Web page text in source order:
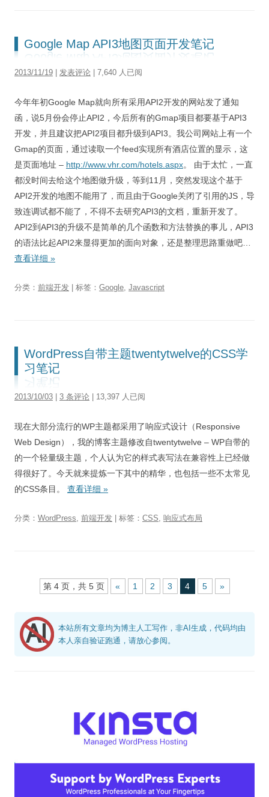
Google Map API3地图页面开发笔记
2013/11/19 | 发表评论 | 7,640 人已阅
今年年初Google Map就向所有采用API2开发的网站发了通知
函，说5月份会停止API2，今后所有的Gmap项目都要基于API3
开发，并且建议把API2项目都升级到API3。我公司网站上有一个
Gmap的页面，通过读取一个feed实现所有酒店位置的显示，这
是页面地址 – http://www.vhr.com/hotels.aspx。 由于太忙，一直
都没时间去给这个地图做升级，等到11月，突然发现这个基于
API2开发的地图不能用了，而且由于Google关闭了引用的JS，导
致连调试都不能了，不得不去研究API3的文档，重新开发了。
API2到API3的升级不是简单的几个函数和方法替换的事儿，API3
的语法比起API2来显得更加的面向对象，还是整理思路重做吧…
查看详细 »
分类： 前端开发 | 标签： Google Javascript
WordPress自带主题twentytwelve的CSS学
习笔记
2013/10/03 | 3 条评论 | 13,397 人已阅
现在大部分流行的WP主题都采用了响应式设计（Responsive
Web Design），我的博客主题修改自twentytwelve – WP自带的
的一个轻量级主题，个人认为它的样式表写法在兼容性上已经做
得很好了。今天就来提炼一下其中的精华，也包括一些不太常见
的CSS条目。 查看详细 »
分类： WordPress 前端开发 | 标签： CSS 响应式布局
第 4 页，共 5 页 « 1 2 3 4 5 »
本站所有文章均为博主人工写作，非AI生成，代码均由
本人亲自验证跑通，请放心参阅。